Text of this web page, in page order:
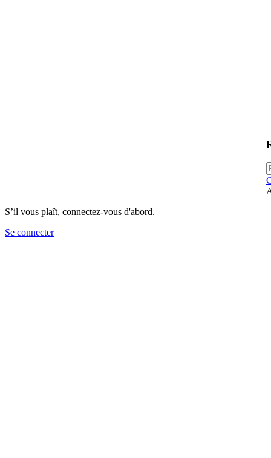
S’il vous plaît, connectez-vous d'abord.
Se connecter